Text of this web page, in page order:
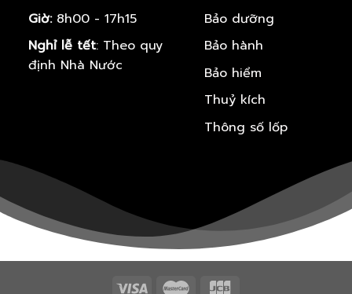
Giờ:8h00 - 17h15
Nghỉ lễ tết: Theo quy
định Nhà Nước
Bảo dưỡng
Bảo hành
Bảo hiểm
Thuỷ kích
Thông số lốp